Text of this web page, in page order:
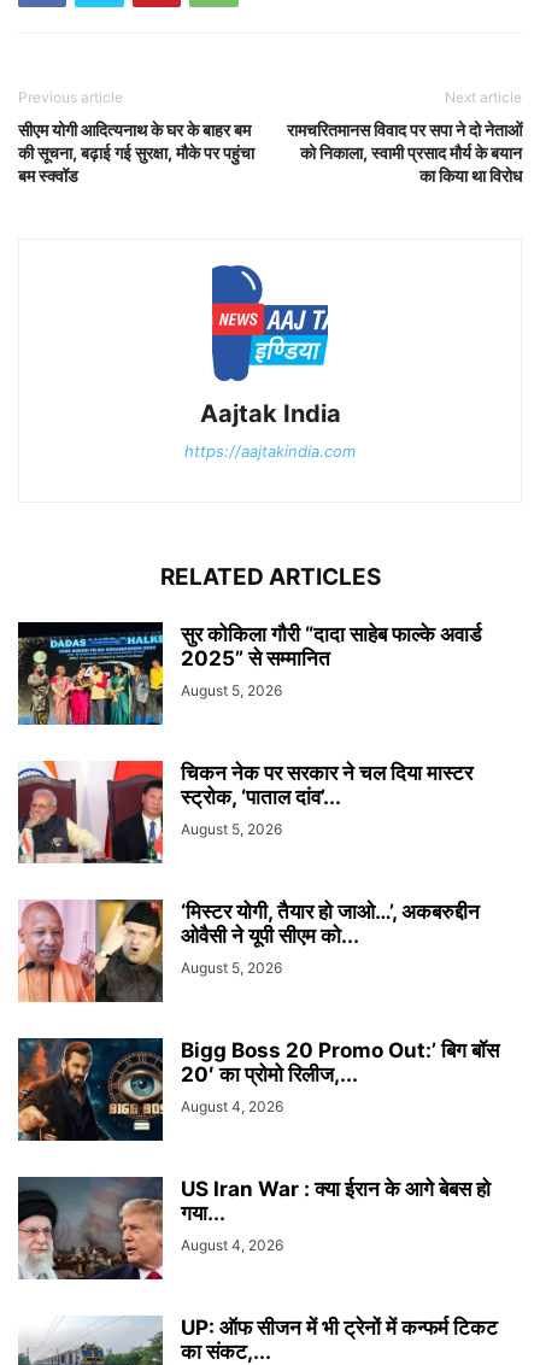
Previous article
सीएम योगी आदित्यनाथ के घर के बाहर बम
की सूचना, बढ़ाई गई सुरक्षा, मौके पर पहुंचा
बम स्क्वॉड
Next article
रामचरितमानस विवाद पर सपा ने दो नेताओं
को निकाला, स्वामी प्रसाद मौर्य के बयान
का किया था विरोध
Aajtak India
https://aajtakindia.com
RELATED ARTICLES
सुर कोकिला गौरी “दादा साहेब फाल्के अवार्ड
2025” से सम्मानित
August 5, 2026
चिकन नेक पर सरकार ने चल दिया मास्टर
स्ट्रोक, ‘पाताल दांव’...
August 5, 2026
‘मिस्टर योगी, तैयार हो जाओ…’, अकबरुद्दीन
ओवैसी ने यूपी सीएम को...
August 5, 2026
Bigg Boss 20 Promo Out:’ बिग बॉस
20′ का प्रोमो रिलीज,...
August 4, 2026
US Iran War : क्या ईरान के आगे बेबस हो
गया...
August 4, 2026
UP: ऑफ सीजन में भी ट्रेनों में कन्फर्म टिकट
का संकट,...